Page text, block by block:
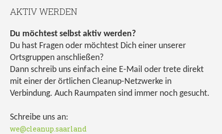
AKTIV WERDEN
Du möchtest selbst aktiv werden?
Du hast Fragen oder möchtest Dich einer unserer
Ortsgruppen anschließen?
Dann schreib uns einfach eine E-Mail oder trete direkt
mit einer der örtlichen Cleanup-Netzwerke in
Verbindung. Auch Raumpaten sind immer noch gesucht.
Schreibe uns an:
we@cleanup.saarland